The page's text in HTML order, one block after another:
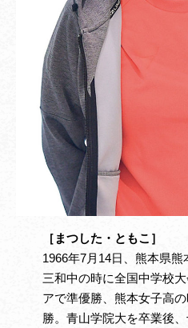
［まつした・ともこ］
1966年7月14日、熊本県熊
三和中の時に全国中学校
アで準優勝、熊本女子高
勝。青山学院大を卒業後